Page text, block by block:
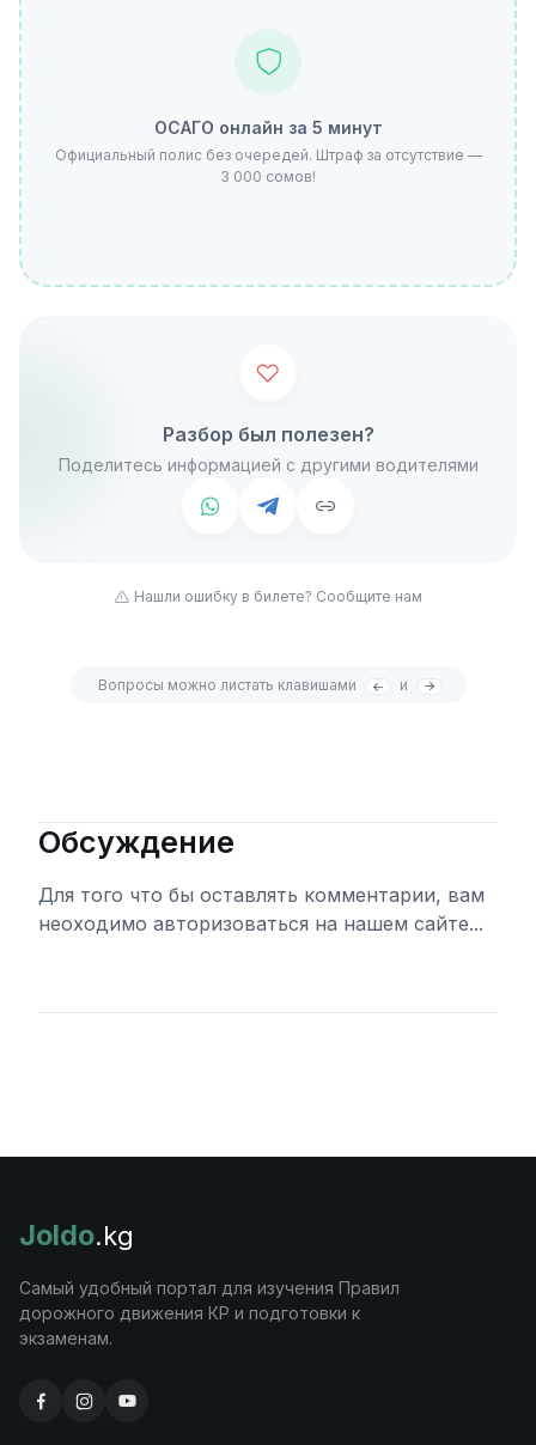
ОСАГО онлайн за 5 минут
Официальный полис без очередей. Штраф за отсутствие —
3 000 сомов!
Разбор был полезен?
Поделитесь информацией с другими водителями
Нашли ошибку в билете? Сообщите нам
Вопросы можно листать клавишами и
Обсуждение
Для того что бы оставлять комментарии, вам
неоходимо авторизоваться на нашем сайте...
Joldo.kg
Самый удобный портал для изучения Правил
дорожного движения КР и подготовки к
экзаменам.